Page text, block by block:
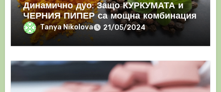
Динамично дуо: Защо КУРКУМАТА и
ЧЕРНИЯ ПИПЕР са мощна комбинация
Tanya Nikolova 21/05/2024